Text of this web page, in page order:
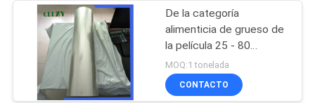
PRODUCTOS
SOBRE
NOSOTROS
De la categoría
alimenticia de grueso de
la película 25 - 80
micrones plásticos
biodegradables
biodegradables opcional
MOQ:1 tonelada
CONTACTO